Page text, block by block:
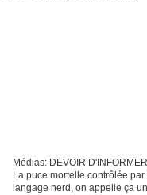
Médias: DEVOIR
La puce mortelle contrôlée
langage nerd, on appelle ça